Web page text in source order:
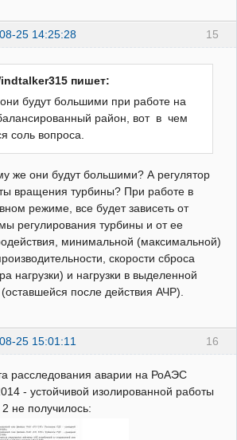
15
25 14:25:28
пишет:
будут большими при работе на
район, вот в чем
соль вопроса.
же они будут большими? А регулятор
вращения турбины? При работе в
режиме, все будет зависеть от
регулирования турбины и от ее
минимальной (максимальной)
скорости сброса
нагрузки) и нагрузки в выделенной
(оставшейся после действия АЧР).
16
25 15:01:11
расследования аварии на РоАЭС
- устойчивой изолированной работы
2 не получилось: